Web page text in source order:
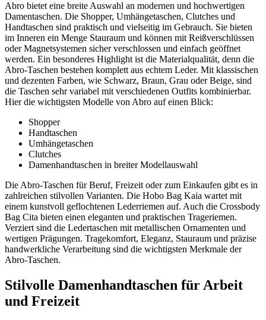
Abro bietet eine breite Auswahl an modernen und hochwertigen
Damentaschen. Die Shopper, Umhängetaschen, Clutches und
Handtaschen sind praktisch und vielseitig im Gebrauch. Sie bieten
im Inneren ein Menge Stauraum und können mit Reißverschlüssen
oder Magnetsystemen sicher verschlossen und einfach geöffnet
werden. Ein besonderes Highlight ist die Materialqualität, denn die
Abro-Taschen bestehen komplett aus echtem Leder. Mit klassischen
und dezenten Farben, wie Schwarz, Braun, Grau oder Beige, sind
die Taschen sehr variabel mit verschiedenen Outfits kombinierbar.
Hier die wichtigsten Modelle von Abro auf einen Blick:
Shopper
Handtaschen
Umhängetaschen
Clutches
Damenhandtaschen in breiter Modellauswahl
Die Abro-Taschen für Beruf, Freizeit oder zum Einkaufen gibt es in
zahlreichen stilvollen Varianten. Die Hobo Bag Kaia wartet mit
einem kunstvoll geflochtenen Lederriemen auf. Auch die Crossbody
Bag Cita bieten einen eleganten und praktischen Trageriemen.
Verziert sind die Ledertaschen mit metallischen Ornamenten und
wertigen Prägungen. Tragekomfort, Eleganz, Stauraum und präzise
handwerkliche Verarbeitung sind die wichtigsten Merkmale der
Abro-Taschen.
Stilvolle Damenhandtaschen für Arbeit
und Freizeit